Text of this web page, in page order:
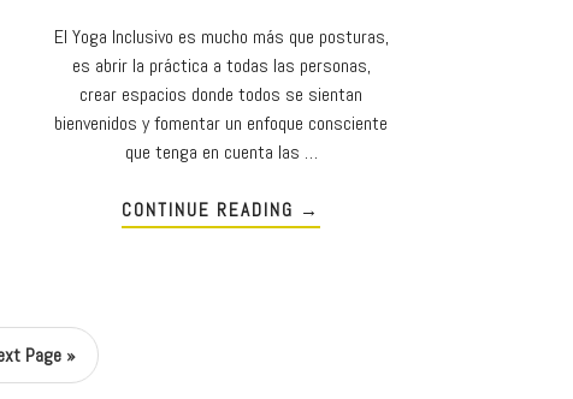
El Yoga Inclusivo es mucho más que posturas,
es abrir la práctica a todas las personas,
crear espacios donde todos se sientan
bienvenidos y fomentar un enfoque consciente
que tenga en cuenta las …
CONTINUE READING →
Page »